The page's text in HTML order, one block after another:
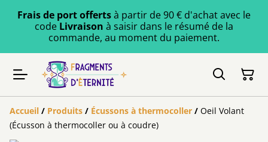
Frais de port offertsà partir de 90 € d'achat avec le
code Livraison à saisir dans le résumé de la
commande, au moment du paiement.
Accueil / Produits / Écussons à thermocoller / Oeil Volant
(Écusson à thermocoller ou à coudre)